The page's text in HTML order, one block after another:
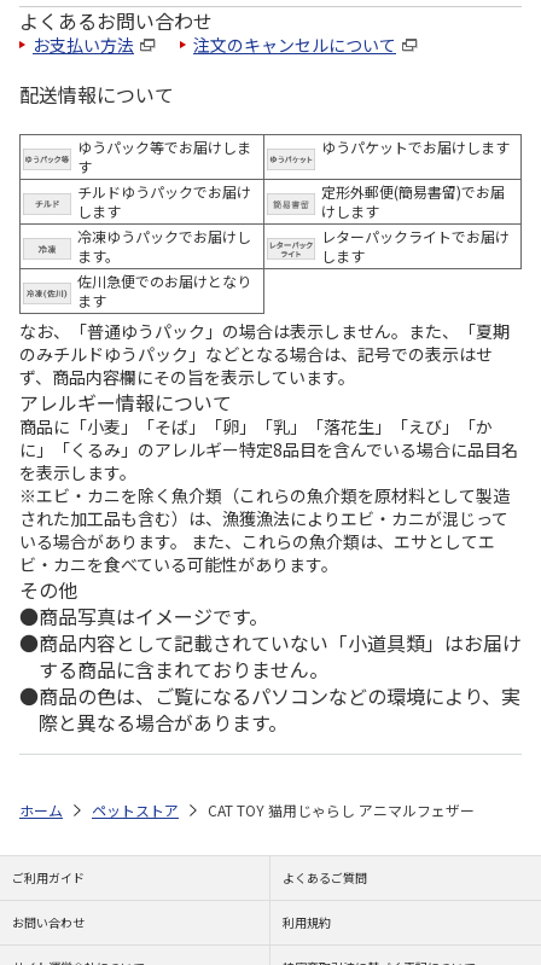
よくあるお問い合わせ
お支払い方法 注文のキャンセルについて
配送情報について
ゆうパック等でお届けしま
す
ゆうパケットでお届けします
チルドゆうパックでお届け
します
定形外郵便(簡易書留)でお届
けします
冷凍ゆうパックでお届けし
ます。
レターパックライトでお届け
します
佐川急便でのお届けとなり
ます
なお、「普通ゆうパック」の場合は表示しません。また、「夏期
のみチルドゆうパック」などとなる場合は、記号での表示はせ
ず、商品内容欄にその旨を表示しています。
アレルギー情報について
商品に「小麦」「そば」「卵」「乳」「落花生」「えび」「か
に」「くるみ」のアレルギー特定8品目を含んでいる場合に品目名
を表示します。
※エビ・カニを除く魚介類（これらの魚介類を原材料として製造
された加工品も含む）は、漁獲漁法によりエビ・カニが混じって
いる場合があります。 また、これらの魚介類は、エサとしてエ
ビ・カニを食べている可能性があります。
その他
商品写真はイメージです。
商品内容として記載されていない「小道具類」はお届け
する商品に含まれておりません。
商品の色は、ご覧になるパソコンなどの環境により、実
際と異なる場合があります。
ホーム ペットストア CAT TOY 猫用じゃらし アニマルフェザー
ご利用ガイド よくあるご質問
お問い合わせ 利用規約